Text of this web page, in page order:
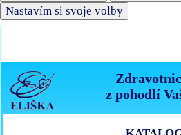
Nastavím si svoje volby
z pohodlí